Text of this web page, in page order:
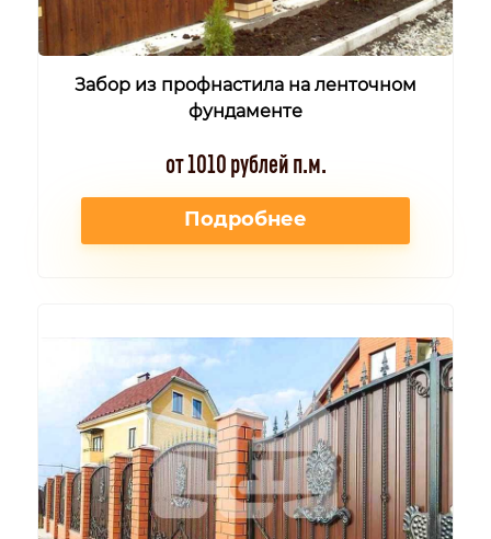
Забор из профнастила на ленточном
фундаменте
от 1010 рублей п.м.
Подробнее